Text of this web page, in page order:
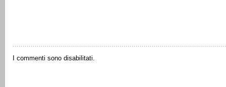
I commenti sono disabilitati.